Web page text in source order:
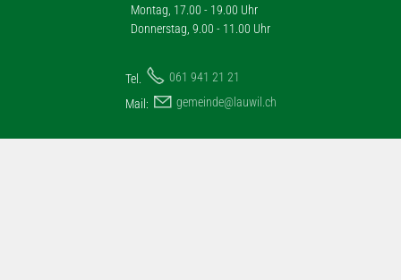
Montag, 17.00 - 19.00 Uhr
Donnerstag, 9.00 - 11.00 Uhr
Tel.
061 941 21 21
Mail:
g m nd l w ch